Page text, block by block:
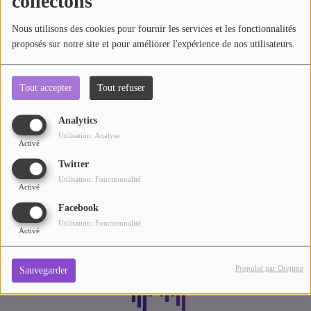
Nous utilisons des cookies pour fournir les services et les fonctionnalités
proposés sur notre site et pour améliorer l'expérience de nos utilisateurs.
Tout accepter Tout refuser
Analytics
Activé
Utilisation: Analyse
Twitter
Activé
Utilisation: Fonctionnalité
Facebook
Activé
Utilisation: Fonctionnalité
Sauvegarder Propulsé par Orejime
PLAYLIST
TITRES DIFFUSÉS
Médias
PHOTOS
PODCASTS
VIDÉOS
DÉDICACES
Taylor Swift